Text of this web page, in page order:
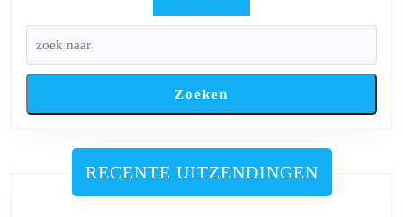
Zoeken
RECENTE UITZENDINGEN